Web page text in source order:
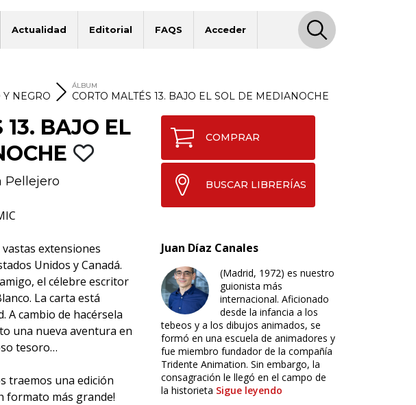
Actualidad Editorial FAQS Acceder
NEGRO
ÁLBUM
CORTO MALTÉS 13. BAJO EL SOL DE MEDIANOCHE
13. BAJO EL
Pellejero
extensiones
Unidos y Canadá.
el célebre escritor
La carta está
A cambio de hacérsela
una nueva aventura en
tesoro…
traemos una edición
formato más grande!
COMPRAR
BUSCAR LIBRERÍAS
Juan Díaz Canales
(Madrid, 1972) es nuestro
guionista más
internacional. Aficionado
desde la infancia a los
tebeos y a los dibujos animados, se
formó en una escuela de animadores y
fue miembro fundador de la compañía
Tridente Animation. Sin embargo, la
consagración le llegó en el campo de
la historieta Sigue leyendo